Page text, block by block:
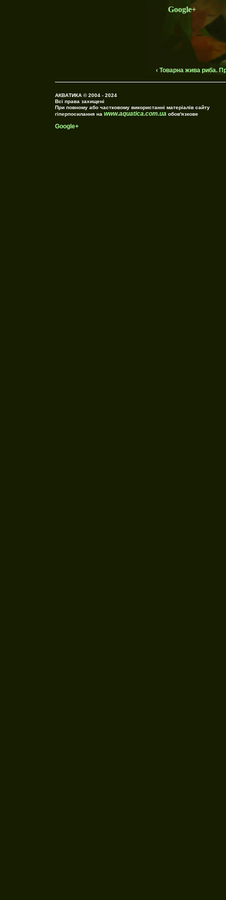
Google+
‹ Товарна жива риба.
АКВАТИКА © 2004 - 2024
Всі права захищені
При повному або частковому використанні матеріалів сайту
гіперпосилання на www.aquatica.com.ua обов'язкове
Google+